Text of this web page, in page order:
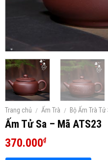
Trang chủ / Ấm Trà / Bộ Ấm Trà Tử
Ấm Tử Sa – Mã ATS23
370.000₫